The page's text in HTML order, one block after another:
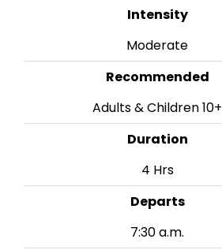
Intensity
Moderate
Recommended
Adults & Children 10+
Duration
4 Hrs
Departs
7:30 a.m.